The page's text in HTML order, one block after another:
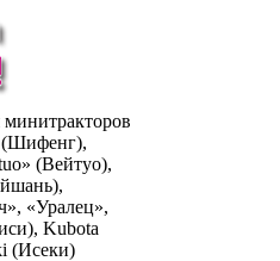
(Шифенг),
(Вейтуо),
«Уралец»,
Kubota
(Исеки)